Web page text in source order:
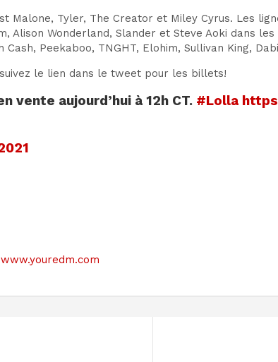
Malone, Tyler, The Creator et Miley Cyrus. Les
Alison Wonderland, Slander et Steve Aoki dans
Peekaboo, TNGHT, Elohim, Sullivan King,
le lien dans le tweet pour les billets!
vente aujourd’hui à 12h CT. #Lolla